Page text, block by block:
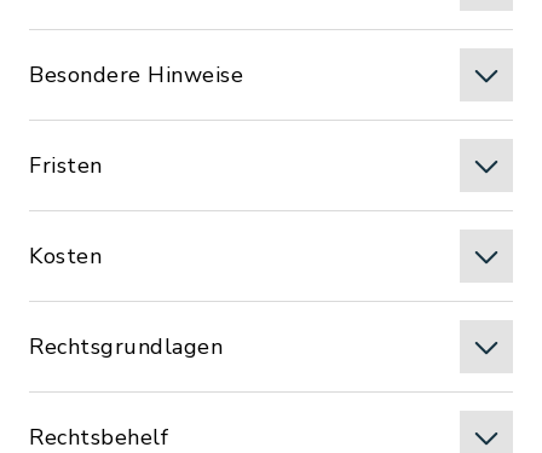
Besondere Hinweise
Fristen
Kosten
Rechtsgrundlagen
Rechtsbehelf